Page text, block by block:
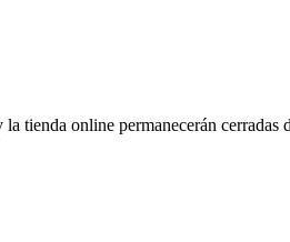
la tienda online permanecerán